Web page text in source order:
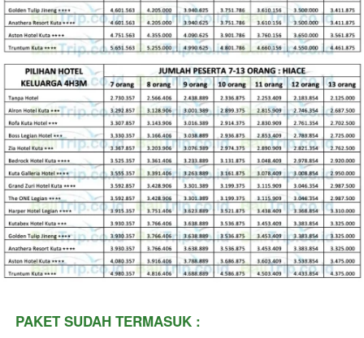
PAKET SUDAH TERMASUK :